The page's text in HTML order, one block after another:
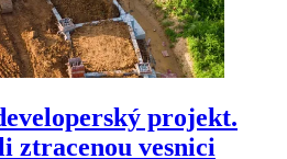
projekt.
ztracenou vesnici